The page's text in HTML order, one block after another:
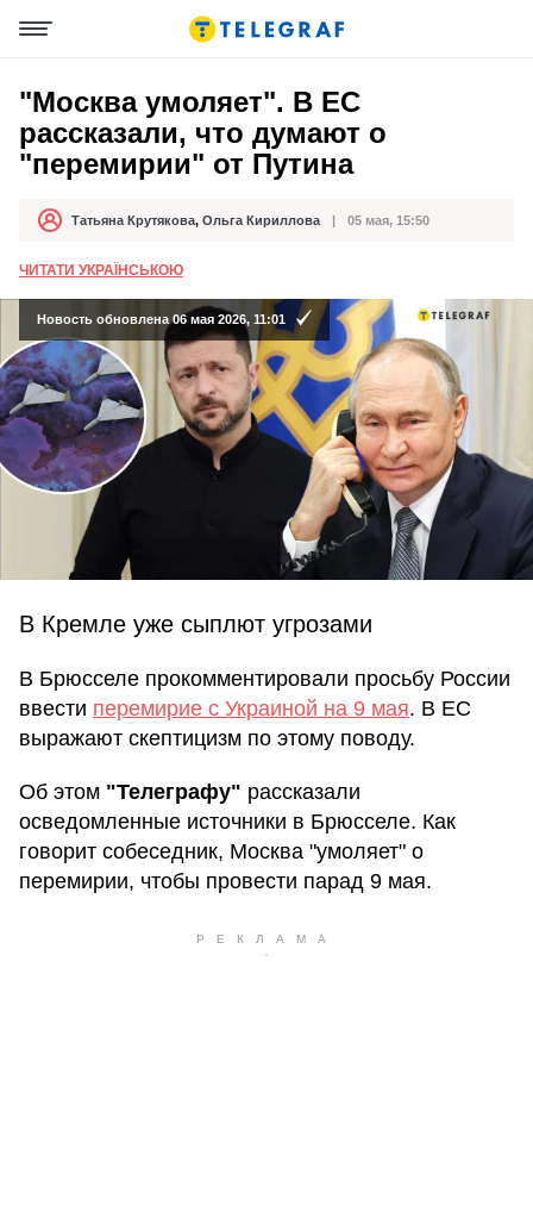
"Москва умоляет". В ЕС
рассказали, что думают о
"перемирии" от Путина
АвторТатьяна Крутякова, Ольга Кириллова
Дата публикации 05 мая, 15:50
ЧИТАТИ УКРАЇНСЬКОЮ
Новость обновлена 06 мая 2026, 11:01
В Кремле уже сыплют угрозами
В Брюсселе прокомментировали просьбу России
ввести перемирие с Украиной на 9 мая. В ЕС
выражают скептицизм по этому поводу.
Об этом "Телеграфу" рассказали
осведомленные источники в Брюсселе. Как
говорит собеседник, Москва "умоляет" о
перемирии, чтобы провести парад 9 мая.